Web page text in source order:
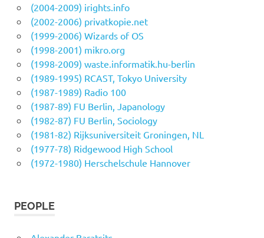
(2004-2009) irights.info
(2002-2006) privatkopie.net
(1999-2006) Wizards of OS
(1998-2001) mikro.org
(1998-2009) waste.informatik.hu-berlin
(1989-1995) RCAST, Tokyo University
(1987-1989) Radio 100
(1987-89) FU Berlin, Japanology
(1982-87) FU Berlin, Sociology
(1981-82) Rijksuniversiteit Groningen, NL
(1977-78) Ridgewood High School
(1972-1980) Herschelschule Hannover
PEOPLE